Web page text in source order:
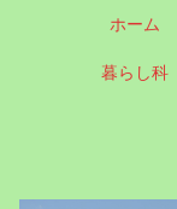
ホーム
暮らし科